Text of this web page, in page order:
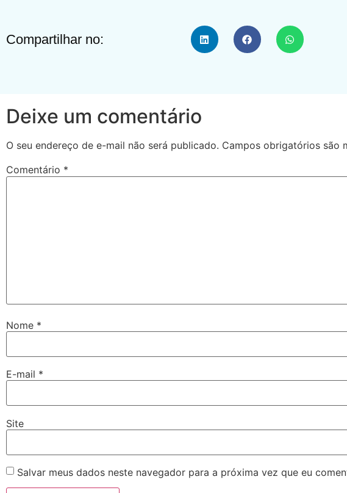
Compartilhar no:
Deixe um comentário
O seu endereço de e-mail não será publicado. Campos obrigatórios são
Comentário *
Nome *
E-mail *
Site
Salvar meus dados neste navegador para a próxima vez que eu